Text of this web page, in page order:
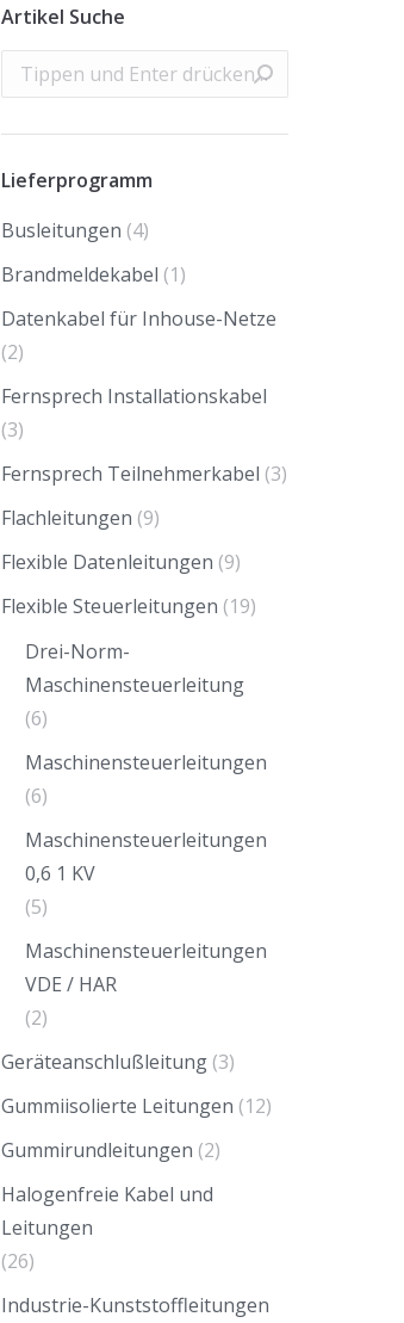
Artikel Suche
Search:
Lieferprogramm
Busleitungen (4)
Brandmeldekabel (1)
Datenkabel für Inhouse-Netze
(2)
Fernsprech Installationskabel
(3)
Fernsprech Teilnehmerkabel (3)
Flachleitungen (9)
Flexible Datenleitungen (9)
Flexible Steuerleitungen (19)
Drei-Norm-
Maschinensteuerleitung
(6)
Maschinensteuerleitungen
(6)
Maschinensteuerleitungen
0,6 1 KV
(5)
Maschinensteuerleitungen
VDE / HAR
(2)
Geräteanschlußleitung (3)
Gummiisolierte Leitungen (12)
Gummirundleitungen (2)
Halogenfreie Kabel und
Leitungen
(26)
Industrie-Kunststoffleitungen